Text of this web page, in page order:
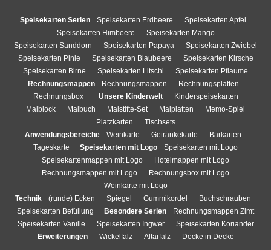
Speisekarten Serien Speisekarten Erdbeere
Speisekarten Apfel
Speisekarten Himbeere
Speisekarten Mango
Speisekarten Sanddorn
Speisekarten Papaya
Speisekarten Zwiebel
Speisekarten Pinie
Speisekarten Blaubeere
Speisekarten Kirsche
Speisekarten Birne
Speisekarten Litschi
Speisekarten Pflaume
Rechnungsmappen
Rechnungsmappen
Rechnungsplatten
Rechnungsbox
Unsere Kinderwelt
Kinderspeisekarten
Malblock
Malbuch Malstifte-Set Malplatten
Memo-Spiel
Platzkarten
Tischsets
Anwendungsbereiche
Weinkarte Getränkekarte
Barkarten
Tageskarte
Speisekarten mit Logo
Speisekarten mit Logo
Speisekartenmappen mit Logo
Hotelmappen mit Logo
Rechnungsmappen mit Logo
Rechnungsbox mit Logo
Weinkarte mit Logo
Technik
(runde) Ecken Spiegel Gummikordel
Buchschrauben
Speisekarten Befüllung
Besondere Serien
Rechnungsmappen Zimt
Speisekarten Vanille
Speisekarten Ingwer
Speisekarten Koriander
Erweiterungen
Wickelfalz Altarfalz Decke in Decke